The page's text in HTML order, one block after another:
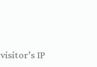
IP